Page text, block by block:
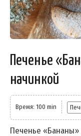
Печенье
начинкой
Время: 100 min
Печенье «Бананы»